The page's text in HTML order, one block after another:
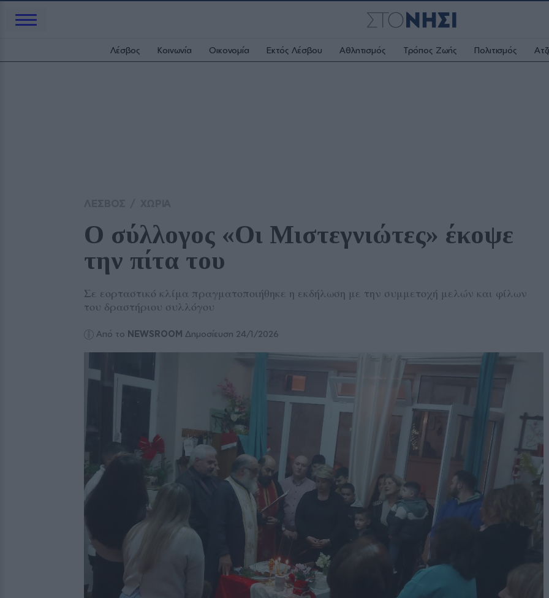
Λέσβος Κοινωνία Οικονομία Εκτός Λέσβου Αθλητισμός Τρόπος Ζωής Πολιτισμός
Ο σύλλογος «Οι Μιστεγνιώτες» έκοψε
την πίτα του
Σε εορταστικό κλίμα πραγματοποιήθηκε η εκδήλωση με την συμμετοχή μελών και φίλων
του δραστήριου συλλόγου
Από το NEWSROOM Δημοσίευση 24/1/2026